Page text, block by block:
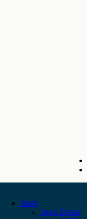
Java
Java Dasar